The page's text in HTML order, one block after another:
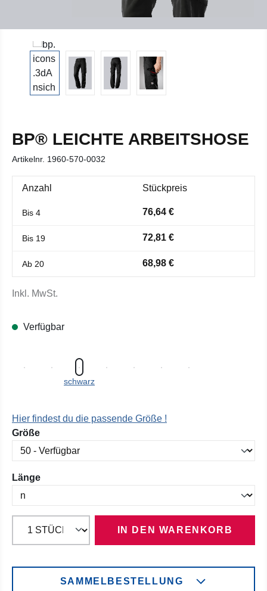
BP® LEICHTE ARBEITSHOSE
Artikelnr. 1960-570-0032
Anzahl Stückpreis
Bis 4 76,64 €
Bis 19 72,81 €
Ab 20 68,98 €
Inkl. MwSt.
Verfügbar
schwarz
Hier findest du die passende Größe !
Größeauswählen
Längeauswählen
IN DEN WARENKORB
SAMMELBESTELLUNG